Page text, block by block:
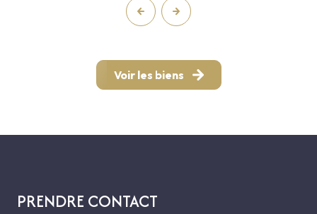
Voir les biens
PRENDRE CONTACT